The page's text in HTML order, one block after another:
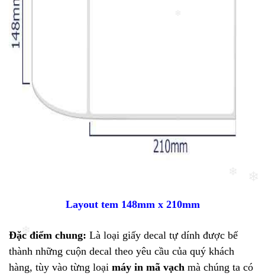
Layout tem 148mm x 210mm
Đặc điểm chung: Là loại giấy decal tự dính được bế
thành những cuộn decal theo yêu cầu của quý khách
hàng, tùy vào từng loại máy in mã vạch mà chúng ta có